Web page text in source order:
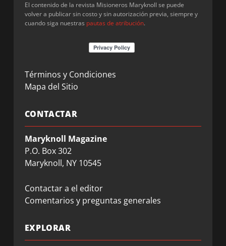
El contenido de la revista Misioneros Maryknoll se puede
volver a publicar sin costo y sin autorización previa, siempre y
cuando siga nuestras pautas de atribución.
Términos y Condiciones
Mapa del Sitio
CONTACTAR
Maryknoll Magazine
P.O. Box 302
Maryknoll, NY 10545
Contactar a el editor
Comentarios y preguntas generales
EXPLORAR